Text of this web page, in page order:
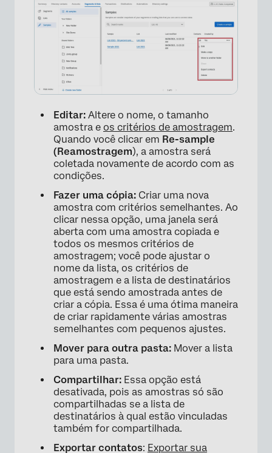
Editar: Altere o nome, o tamanho
amostra e os critérios de amostragem.
Quando você clicar em Re-sample
(Reamostragem), a amostra será
coletada novamente de acordo com as
condições.
Fazer uma cópia: Criar uma nova
amostra com critérios semelhantes. Ao
clicar nessa opção, uma janela será
aberta com uma amostra copiada e
todos os mesmos critérios de
amostragem; você pode ajustar o
nome da lista, os critérios de
amostragem e a lista de destinatários
que está sendo amostrada antes de
criar a cópia. Essa é uma ótima maneira
de criar rapidamente várias amostras
semelhantes com pequenos ajustes.
Mover para outra pasta: Mover a lista
para uma pasta.
Compartilhar: Essa opção está
desativada, pois as amostras só são
compartilhadas se a lista de
destinatários à qual estão vinculadas
também for compartilhada.
Exportar contatos: Exportar sua